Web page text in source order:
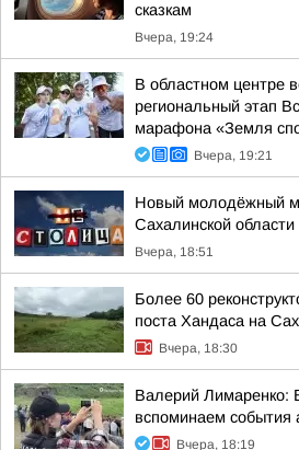
сказкам
Вчера, 19:24
В областном центре
региональный этап
марафона «Земля
Вчера, 19:21
Новый молодёжный
Сахалинской
Вчера, 18:51
Более 60
поста Хандаса на
Вчера, 18:30
Валерий Лимаренко:
вспоминаем события
Вчера, 18:19